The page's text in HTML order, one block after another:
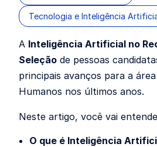
Tecnologia e Inteligência
A Inteligência Artificial no
Seleção de pessoas
principais avanços para a
Humanos nos últimos anos.
Neste artigo, você vai
O que é Inteligência